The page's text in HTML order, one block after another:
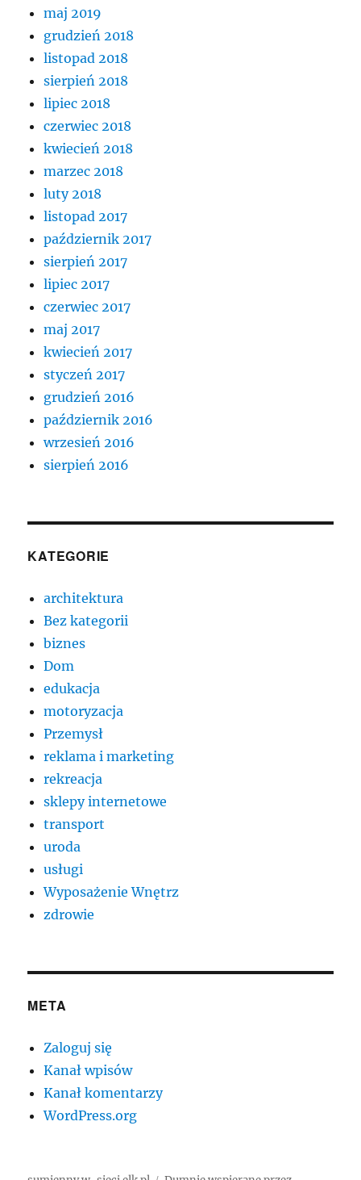
maj 2019
grudzień 2018
listopad 2018
sierpień 2018
lipiec 2018
czerwiec 2018
kwiecień 2018
marzec 2018
luty 2018
listopad 2017
październik 2017
sierpień 2017
lipiec 2017
czerwiec 2017
maj 2017
kwiecień 2017
styczeń 2017
grudzień 2016
październik 2016
wrzesień 2016
sierpień 2016
KATEGORIE
architektura
Bez kategorii
biznes
Dom
edukacja
motoryzacja
Przemysł
reklama i marketing
rekreacja
sklepy internetowe
transport
uroda
usługi
Wyposażenie Wnętrz
zdrowie
META
Zaloguj się
Kanał wpisów
Kanał komentarzy
WordPress.org